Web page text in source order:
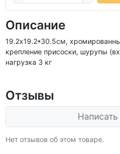
Описание
19.2х19.2*30.5см,
крепление присоски, шурупы
нагрузка 3 кг
Отзывы
Написать
Нет отзывов об этом товаре.